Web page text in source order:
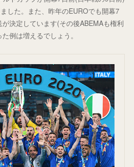
した。また、昨年のEUROでも開幕7
決定しています(その後ABEMAも権利
例は増えるでしょう。